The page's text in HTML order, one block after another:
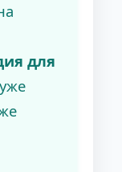
для